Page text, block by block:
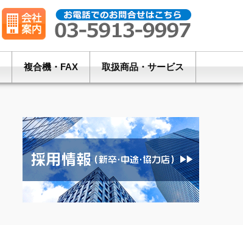
複合機・FAX 取扱商品・サービス